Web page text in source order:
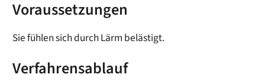
Voraussetzungen
Sie fühlen sich durch Lärm belästigt.
Verfahrensablauf